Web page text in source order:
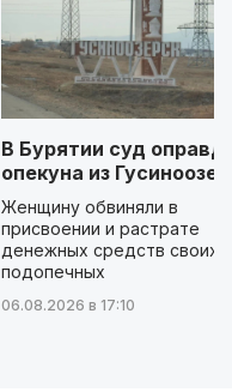
В Бурятии суд
опекуна из
Женщину обвиняли в
присвоении и растрате
денежных средств своих
подопечных
06.08.2026 в 17:10